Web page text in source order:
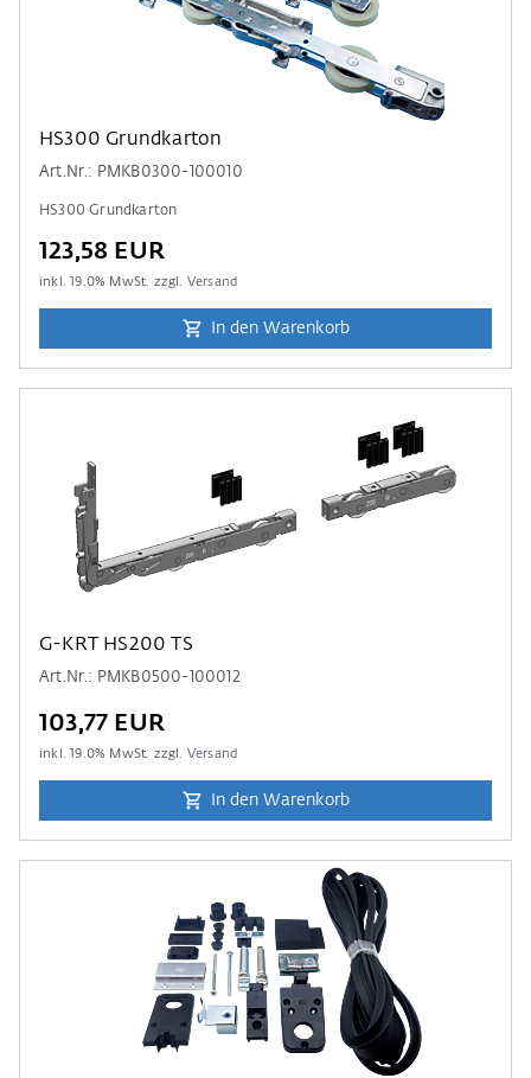
HS300 Grundkarton
Art.Nr.: PMKB0300-100010
HS300 Grundkarton
123,58 EUR
inkl.19.0% MwSt. zzgl. Versand
In den Warenkorb
G-KRT HS200 TS
Art.Nr.: PMKB0500-100012
103,77 EUR
inkl.19.0% MwSt. zzgl. Versand
In den Warenkorb